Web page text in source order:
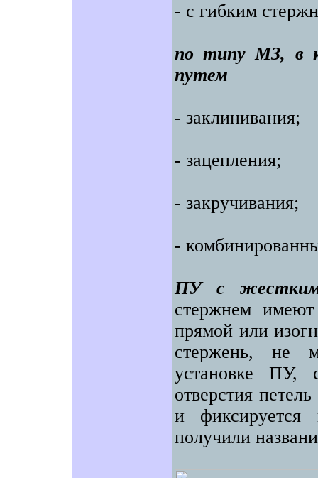
- с гибким
по типу МЗ, в
путем
- заклинивания;
- зацепления;
- закручивания;
-
ПУ с
стержнем
прямой или
стержень, не
установке ПУ,
отверстия
и
получили